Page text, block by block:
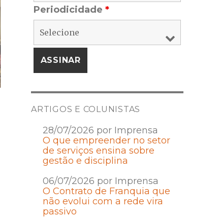
Periodicidade *
ARTIGOS E COLUNISTAS
28/07/2026 por Imprensa
O que empreender no setor
de serviços ensina sobre
gestão e disciplina
06/07/2026 por Imprensa
O Contrato de Franquia que
não evolui com a rede vira
passivo